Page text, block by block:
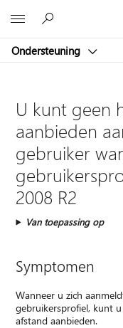
Ondersteuning
U kunt geen
aanbieden
gebruiker
2008 R2
Van toepassing op
Symptomen
Wanneer u zich
gebruikersprofiel, kunt
afstand aanbieden.